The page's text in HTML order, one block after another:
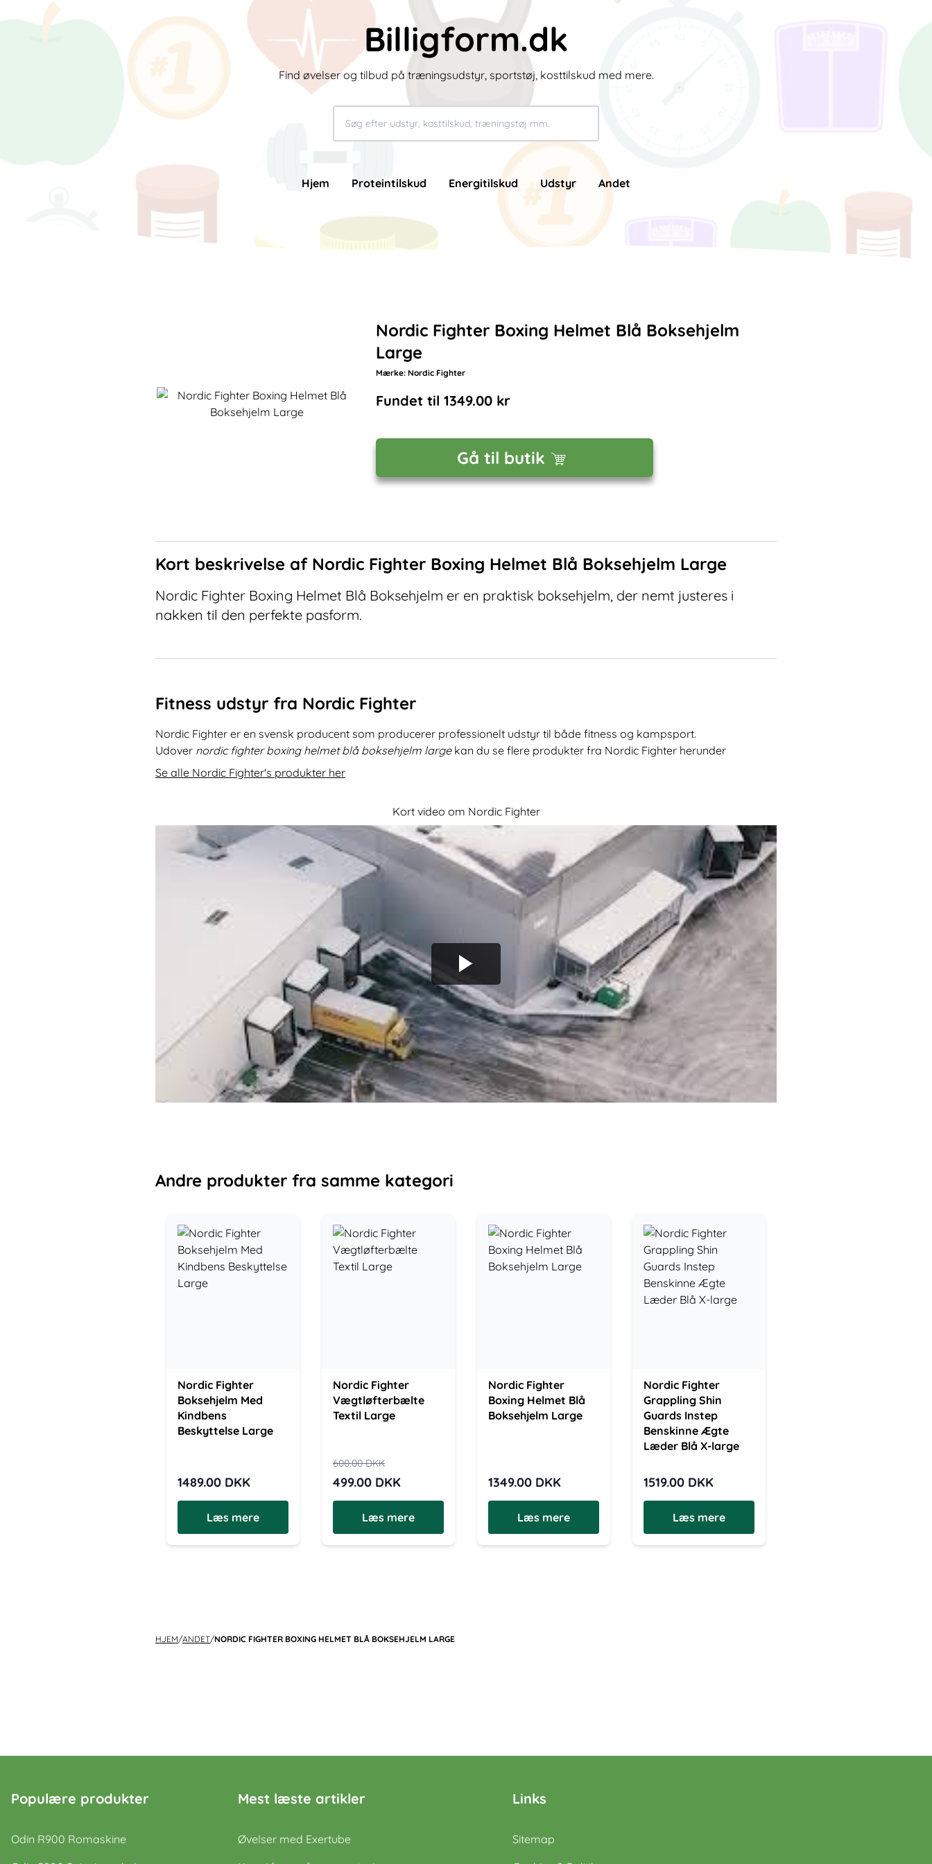
Billigform.dk
Find øvelser og tilbud på træningsudstyr, sportstøj, kosttilskud med mere.
Hjem Proteintilskud Energitilskud Udstyr Andet
Nordic Fighter Boxing Helmet Blå Boksehjelm
Large
Mærke: Nordic Fighter
Fundet til 1349.00 kr
Gå til butik
Kort beskrivelse af Nordic Fighter Boxing Helmet Blå Boksehjelm Large
Nordic Fighter Boxing Helmet Blå Boksehjelm er en praktisk boksehjelm, der nemt justeres i
nakken til den perfekte pasform.
Fitness udstyr fra Nordic Fighter
Nordic Fighter er en svensk producent som producerer professionelt udstyr til både fitness og kampsport.
Udover nordic fighter boxing helmet blå boksehjelm largekan du se flere produkter fra Nordic Fighter herunder
Se alle Nordic Fighter's produkter her
Kort video om Nordic Fighter
Andre produkter fra samme kategori
Nordic Fighter
Boksehjelm Med
Kindbens
Beskyttelse Large
1489.00 DKK
Læs mere
Nordic Fighter
Vægtløfterbælte
Textil Large
600.00DKK
499.00 DKK
Læs mere
Nordic Fighter
Boxing Helmet Blå
Boksehjelm Large
1349.00 DKK
Læs mere
Nordic Fighter
Grappling Shin
Guards Instep
Benskinne Ægte
Læder Blå X-large
1519.00 DKK
Læs mere
HJEM/ANDET/NORDIC FIGHTER BOXING HELMET BLÅ BOKSEHJELM LARGE
Populære produkter
Odin R900 Romaskine
Mest læste artikler
Øvelser med Exertube
Links
Sitemap